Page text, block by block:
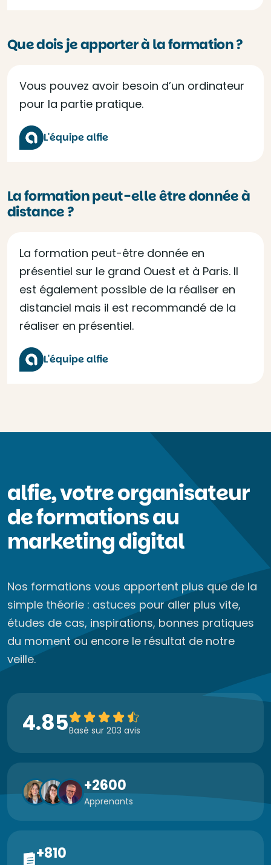
Que dois je apporter à la formation ?
Vous pouvez avoir besoin d’un ordinateur
pour la partie pratique.
L'équipe alfie
La formation peut-elle être donnée à
distance ?
La formation peut-être donnée en
présentiel sur le grand Ouest et à Paris. Il
est également possible de la réaliser en
distanciel mais il est recommandé de la
réaliser en présentiel.
L'équipe alfie
alfie, votre organisateur
de formations au
marketing digital
Nos formations vous apportent plus que de la
simple théorie : astuces pour aller plus vite,
études de cas, inspirations, bonnes pratiques
du moment ou encore le résultat de notre
veille.
4.85Basé sur 203 avis
+2600
Apprenants
+810